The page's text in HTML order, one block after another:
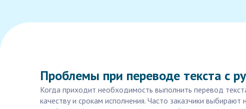
Проблемы при переводе текста с
Когда приходит необходимость выполнить перевод
качеству и срокам исполнения. Часто заказчики